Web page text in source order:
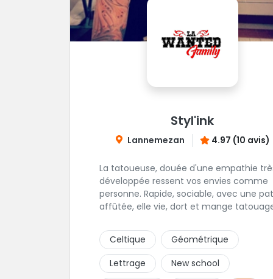
Styl'ink
Lannemezan 4.97 (10 avis)
La tatoueuse, douée d'une empathie
développée ressent vos envies comme
personne. Rapide, sociable, avec une
affûtée, elle vie, dort et mange
projets ?
Celtique
Géométrique
Lettrage
New school